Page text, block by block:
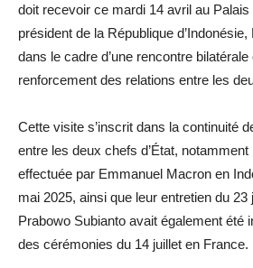
doit recevoir ce mardi 14 avril au Palais
président de la République
dans le cadre d’une rencontre
renforcement des relations entre les
Cette visite s’inscrit dans la continuité
entre les deux chefs d’État, notamment
effectuée par Emmanuel Macron en
mai 2025, ainsi que leur entretien du 23
Prabowo Subianto avait également été
des cérémonies du 14 juillet en France.